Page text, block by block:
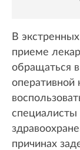
В
приеме
обращаться
оперативной
специалисты
причинах